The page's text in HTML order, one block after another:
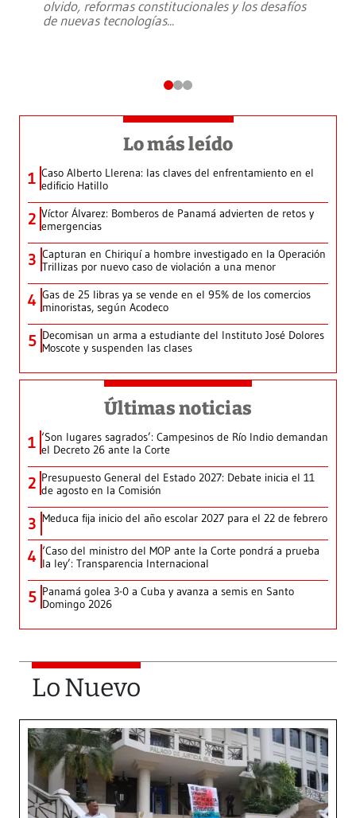
olvido, reformas constitucionales y los desafíos
de nuevas tecnologías...
Lo más leído
1 Caso Alberto Llerena: las claves del enfrentamiento en el
edificio Hatillo
2 Víctor Álvarez: Bomberos de Panamá advierten de retos y
emergencias
3 Capturan en Chiriquí a hombre investigado en la Operación
Trillizas por nuevo caso de violación a una menor
4 Gas de 25 libras ya se vende en el 95% de los comercios
minoristas, según Acodeco
5 Decomisan un arma a estudiante del Instituto José Dolores
Moscote y suspenden las clases
Últimas noticias
1 ‘Son lugares sagrados’: Campesinos de Río Indio demandan
el Decreto 26 ante la Corte
2 Presupuesto General del Estado 2027: Debate inicia el 11
de agosto en la Comisión
3 Meduca fija inicio del año escolar 2027 para el 22 de febrero
4 ‘Caso del ministro del MOP ante la Corte pondrá a prueba
la ley’: Transparencia Internacional
5 Panamá golea 3-0 a Cuba y avanza a semis en Santo
Domingo 2026
Lo Nuevo